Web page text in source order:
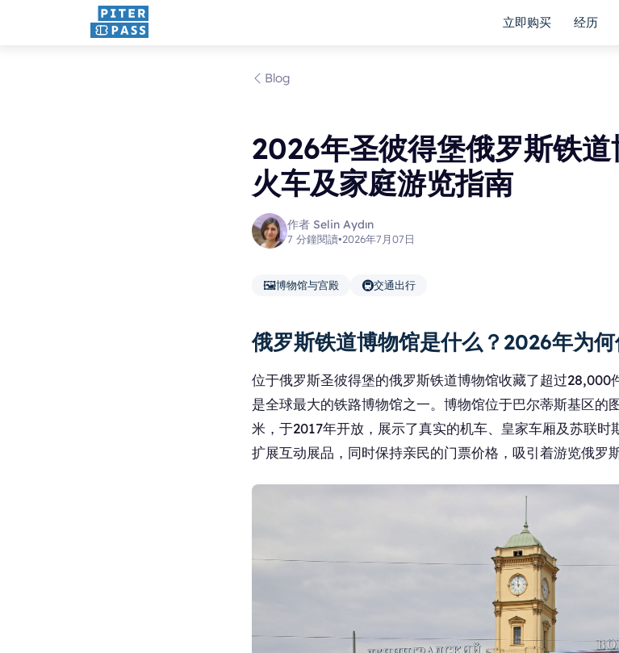
立即购买 经历
Blog
2026年圣彼得堡俄罗斯铁道
火车及家庭游览指南
作者 Selin Aydın
7 分鐘閱讀•2026年7月07日
🖼️博物馆与宫殿 🚇交通出行
俄罗斯铁道博物馆是什么？2026年为何
位于俄罗斯圣彼得堡的俄罗斯铁道博物馆收藏了超过28,000
是全球最大的铁路博物馆之一。博物馆位于巴尔蒂斯基区的
米，于2017年开放，展示了真实的机车、皇家车厢及苏联时
扩展互动展品，同时保持亲民的门票价格，吸引着游览俄罗